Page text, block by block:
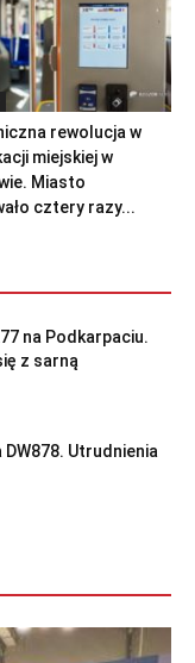
rewolucja w
miejskiej w
Miasto
cztery razy...
na Podkarpaciu.
z sarną
Utrudnienia